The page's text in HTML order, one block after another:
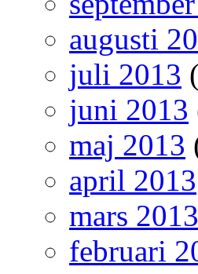
augusti
juli 2013
juni 2013
maj 2013
april 2013
mars 2013
februari